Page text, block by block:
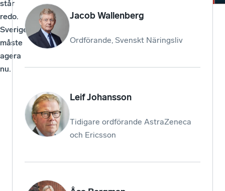
står
redo.
Sverige
måste
agera
nu.
Jacob Wallenberg
Ordförande, Svenskt Näringsliv
Leif Johansson
Tidigare ordförande AstraZeneca
och Ericsson